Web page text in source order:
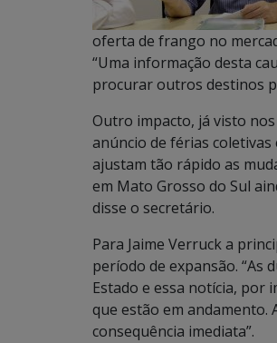
oferta de frango no
“Uma informação desta
procurar outros destinos
Outro impacto, já visto
anúncio de férias coletivas
ajustam tão rápido as
em Mato Grosso do Sul
disse o secretário.
Para Jaime Verruck a
período de expansão. “As
Estado e essa notícia, por
que estão em andamento.
consequência imediata”.